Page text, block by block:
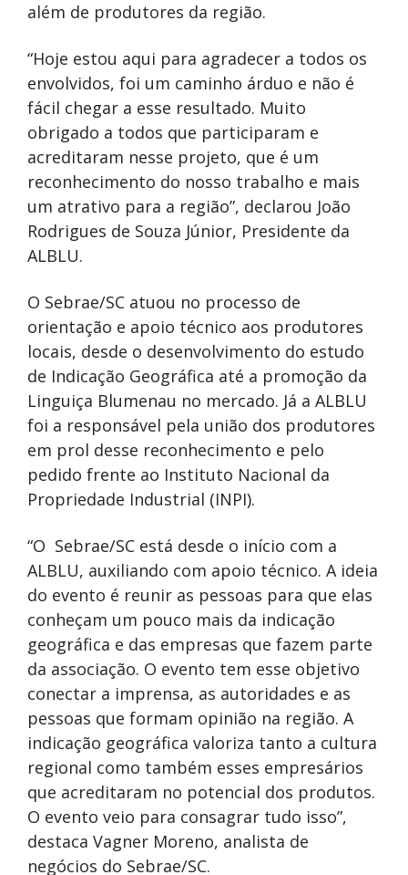
além de produtores da região.
“Hoje estou aqui para agradecer a todos os
envolvidos, foi um caminho árduo e não é
fácil chegar a esse resultado. Muito
obrigado a todos que participaram e
acreditaram nesse projeto, que é um
reconhecimento do nosso trabalho e mais
um atrativo para a região”, declarou João
Rodrigues de Souza Júnior, Presidente da
ALBLU.
O Sebrae/SC atuou no processo de
orientação e apoio técnico aos produtores
locais, desde o desenvolvimento do estudo
de Indicação Geográfica até a promoção da
Linguiça Blumenau no mercado. Já a ALBLU
foi a responsável pela união dos produtores
em prol desse reconhecimento e pelo
pedido frente ao Instituto Nacional da
Propriedade Industrial (INPI).
“O Sebrae/SC está desde o início com a
ALBLU, auxiliando com apoio técnico. A ideia
do evento é reunir as pessoas para que elas
conheçam um pouco mais da indicação
geográfica e das empresas que fazem parte
da associação. O evento tem esse objetivo
conectar a imprensa, as autoridades e as
pessoas que formam opinião na região. A
indicação geográfica valoriza tanto a cultura
regional como também esses empresários
que acreditaram no potencial dos produtos.
O evento veio para consagrar tudo isso”,
destaca Vagner Moreno, analista de
negócios do Sebrae/SC.